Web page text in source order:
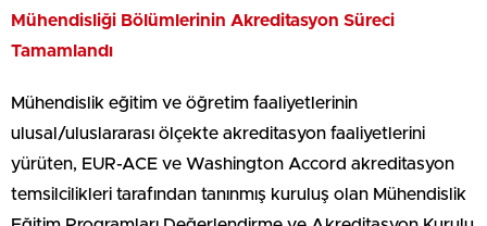
Mühendisliği Bölümlerinin Akreditasyon Süreci
Tamamlandı
Mühendislik eğitim ve öğretim faaliyetlerinin
ulusal/uluslararası ölçekte akreditasyon faaliyetlerini
yürüten, EUR-ACE ve Washington Accord akreditasyon
temsilcilikleri tarafından tanınmış kuruluş olan Mühendislik